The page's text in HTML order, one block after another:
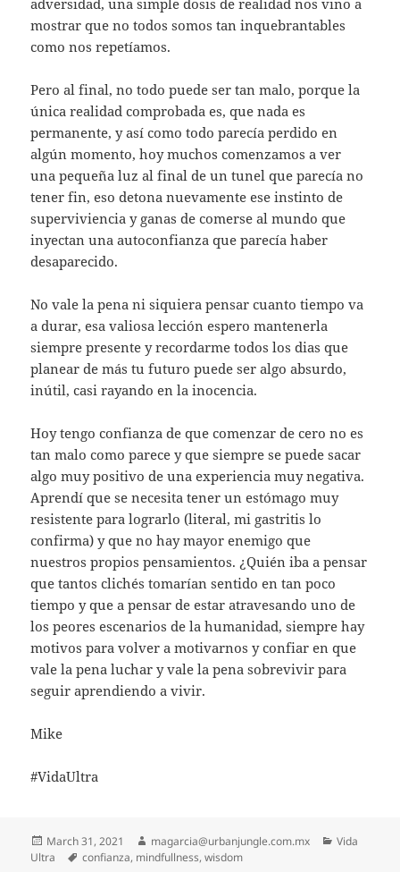
mostrar que no todos somos tan inquebrantables
como nos repetíamos.
Pero al final, no todo puede ser tan malo, porque la
única realidad comprobada es, que nada es
permanente, y así como todo parecía perdido en
algún momento, hoy muchos comenzamos a ver
una pequeña luz al final de un tunel que parecía no
tener fin, eso detona nuevamente ese instinto de
superviviencia y ganas de comerse al mundo que
inyectan una autoconfianza que parecía haber
desaparecido.
No vale la pena ni siquiera pensar cuanto tiempo va
a durar, esa valiosa lección espero mantenerla
siempre presente y recordarme todos los dias que
planear de más tu futuro puede ser algo absurdo,
inútil, casi rayando en la inocencia.
Hoy tengo confianza de que comenzar de cero no es
tan malo como parece y que siempre se puede sacar
algo muy positivo de una experiencia muy negativa.
Aprendí que se necesita tener un estómago muy
resistente para lograrlo (literal, mi gastritis lo
confirma) y que no hay mayor enemigo que
nuestros propios pensamientos. ¿Quién iba a pensar
que tantos clichés tomarían sentido en tan poco
tiempo y que a pensar de estar atravesando uno de
los peores escenarios de la humanidad, siempre hay
motivos para volver a motivarnos y confiar en que
vale la pena luchar y vale la pena sobrevivir para
seguir aprendiendo a vivir.
Mike
#VidaUltra
Posted
on
March 31, 2021 Author
magarcia@urbanjungle.com.mx Categories
Vida
Ultra
Tags
confianza, mindfullness,wisdom